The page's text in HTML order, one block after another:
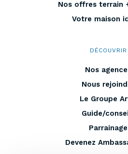
Nos offres terrain
Votre maison
DÉCOUVRIR
Nos
Nous
Le Groupe
Guide/
Parrainage
Devenez